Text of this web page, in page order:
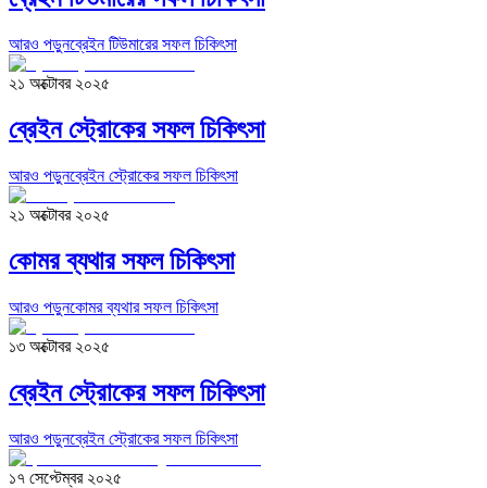
আরও পড়ুনব্রেইন টিউমারের সফল চিকিৎসা
২১ অক্টোবর ২০২৫
ব্রেইন স্ট্রোকের সফল চিকিৎসা
আরও পড়ুনব্রেইন স্ট্রোকের সফল চিকিৎসা
২১ অক্টোবর ২০২৫
কোমর ব্যথার সফল চিকিৎসা
আরও পড়ুনকোমর ব্যথার সফল চিকিৎসা
১৩ অক্টোবর ২০২৫
ব্রেইন স্ট্রোকের সফল চিকিৎসা
আরও পড়ুনব্রেইন স্ট্রোকের সফল চিকিৎসা
১৭ সেপ্টেম্বর ২০২৫